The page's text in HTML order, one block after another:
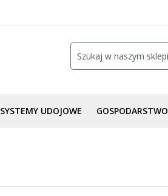
SYSTEMY UDOJOWE GOSPODARSTWO